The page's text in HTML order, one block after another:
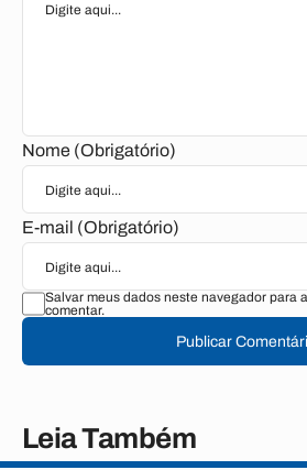
Nome (Obrigatório)
E-mail (Obrigatório)
Salvar meus dados neste navegador para
comentar.
Publicar
Leia Também